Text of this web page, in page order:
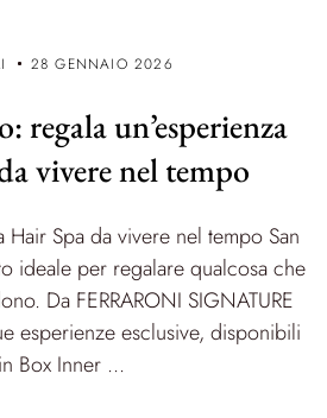
28 GENNAIO 2026
regala un’esperienza
vivere nel tempo
Hair Spa da vivere nel tempo San
ideale per regalare qualcosa che
Da FERRARONI SIGNATURE
esperienze esclusive, disponibili
in Box Inner ...